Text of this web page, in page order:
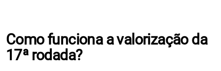
Como funciona a valorização da
17ª rodada?